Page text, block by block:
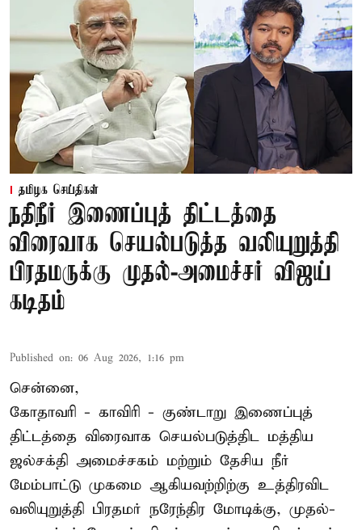
தமிழக செய்திகள்
நதிநீர் இணைப்புத் திட்டத்தை
விரைவாக செயல்படுத்த வலியுறுத்தி
பிரதமருக்கு முதல்-அமைச்சர் விஜய்
கடிதம்
Published on: 06 Aug 2026, 1:16 pm
சென்னை,
கோதாவரி - காவிரி - குண்டாறு இணைப்புத்
திட்டத்தை விரைவாக செயல்படுத்திட மத்திய
ஜல்சக்தி அமைச்சகம் மற்றும் தேசிய நீர்
மேம்பாட்டு முகமை ஆகியவற்றிற்கு உத்திரவிட
வலியுறுத்தி பிரதமர் நரேந்திர மோடிக்கு, முதல்-